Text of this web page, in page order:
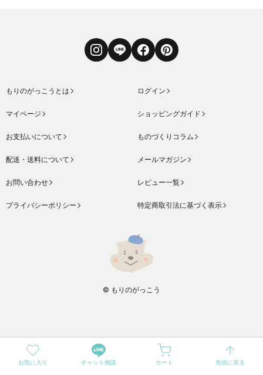
InstagramLINE FacebookPinterest
もりのがっこうとは ログイン
マイページ ショッピングガイド
お支払いについて ものづくりコラム
配送・送料について メールマガジン
お問い合わせ レビュー一覧
プライバシーポリシー 特定商取引法に基づく表示
© もりのがっこう
お気に入り チャット相談 カート 先頭に戻る